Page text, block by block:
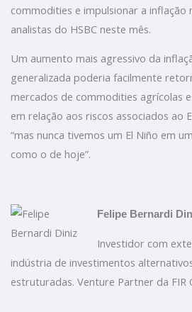
commodities e impulsionar a inflação
analistas do HSBC neste mês.
Um aumento mais agressivo da
generalizada poderia facilmente
mercados de commodities agrícolas
em relação aos riscos associados ao
“mas nunca tivemos um El Niño em
como o de hoje”.
Felipe Bernardi
Investidor com
indústria de investimentos
estruturadas. Venture Partner da FIR